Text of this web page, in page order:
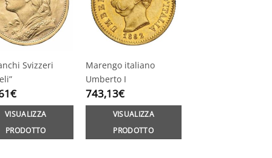
Svizzeri
€
VISUALIZZA
PRODOTTO
Marengo italiano
Umberto I
743,13€
VISUALIZZA
PRODOTTO